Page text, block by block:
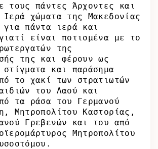
τους πάντες Άρχοντες και
χώματα της Μακεδονίας
για πάντα ιερά και
είναι ποτισμένα με το
της
της και φέρουν ως
στίγματα και παράσημα
το χακί των στρατιωτών
του Λαού και
τα ράσα του Γερμανού
Μητροπολίτου Καστορίας,
Γρεβενών και του από
Μητροπολίτου